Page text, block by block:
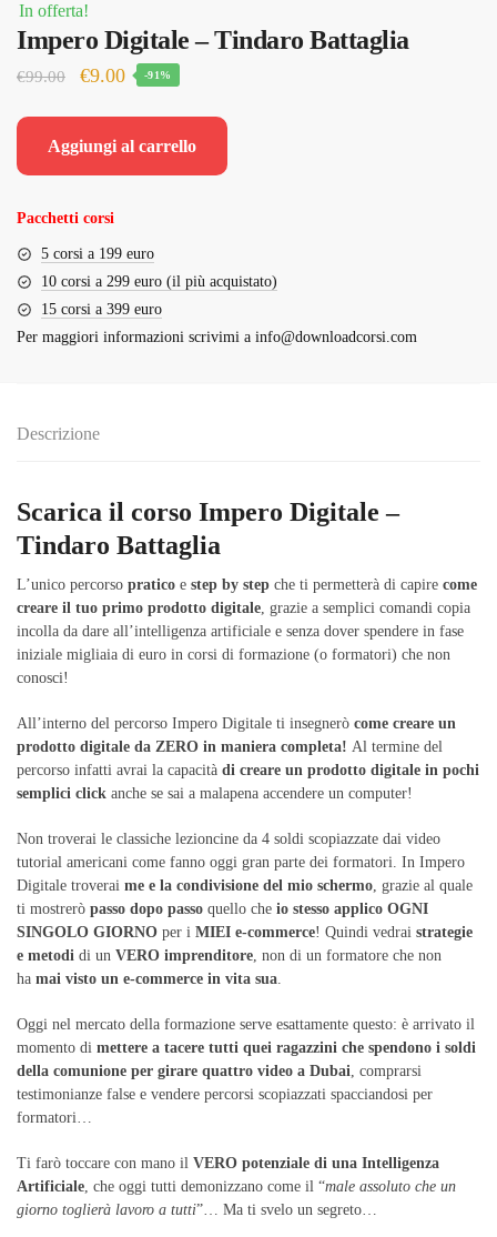
In offerta!
Impero Digitale – Tindaro Battaglia
€99.00
Il
originale
€9.00Il
attuale
-91%
Aggiungi al carrello
Pacchetti corsi
5 corsi a 199 euro
10 corsi a 299 euro (il più acquistato)
15 corsi a 399 euro
Per maggiori informazioni scrivimi a info@downloadcorsi.com
Descrizione
Scarica il corso Impero Digitale –
Tindaro Battaglia
L’unico percorso pratico e step by step che ti permetterà di capire come
creare il tuo primo prodotto digitale, grazie a semplici comandi copia
incolla da dare all’intelligenza artificiale e senza dover spendere in fase
iniziale migliaia di euro in corsi di formazione (o formatori) che non
conosci!
All’interno del percorso Impero Digitale ti insegnerò come creare un
prodotto digitale da ZERO in maniera completa! Al termine del
percorso infatti avrai la capacità di creare un prodotto digitale in pochi
semplici click anche se sai a malapena accendere un computer!
Non troverai le classiche lezioncine da 4 soldi scopiazzate dai video
tutorial americani come fanno oggi gran parte dei formatori. In Impero
Digitale troverai me e la condivisione del mio schermo, grazie al quale
ti mostrerò passo dopo passo quello che io stesso applico OGNI
SINGOLO GIORNO per i MIEI e-commerce! Quindi vedrai strategie
e metodi di un VERO imprenditore, non di un formatore che non
ha mai visto un e-commerce in vita sua.
Oggi nel mercato della formazione serve esattamente questo: è arrivato il
momento di mettere a tacere tutti quei ragazzini che spendono i soldi
della comunione per girare quattro video a Dubai , comprarsi
testimonianze false e vendere percorsi scopiazzati spacciandosi per
formatori…
Ti farò toccare con mano il VERO potenziale di una Intelligenza
Artificiale , che oggi tutti demonizzano come il “male assoluto che un
giorno toglierà lavoro a tutti”… Ma ti svelo un segreto…